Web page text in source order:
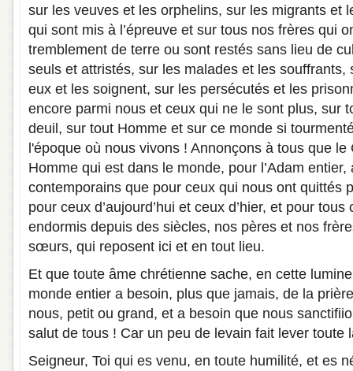
sur les veuves et les orphelins, sur les migrants et
qui sont mis à l’épreuve et sur tous nos frères qui
tremblement de terre ou sont restés sans lieu de
seuls et attristés, sur les malades et les souffrants,
eux et les soignent, sur les persécutés et les
encore parmi nous et ceux qui ne le sont plus, sur
deuil, sur tout Homme et sur ce monde si
l'époque où nous vivons ! Annonçons à tous que
Homme qui est dans le monde, pour l’Adam
contemporains que pour ceux qui nous ont quittés
pour ceux d’aujourd’hui et ceux d’hier, et pour
endormis depuis des siècles, nos pères et nos
sœurs, qui reposent ici et en tout lieu.
Et que toute âme chrétienne sache, en cette
monde entier a besoin, plus que jamais, de la
nous, petit ou grand, et a besoin que nous
salut de tous ! Car un peu de levain fait lever toute
Seigneur, Toi qui es venu, en toute humilité, et es